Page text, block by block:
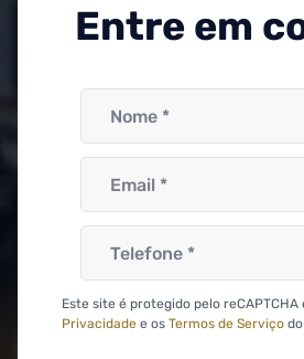
Entre em
Este site é protegido pelo reCAPTCHA
Privacidade e os Termos de Serviço